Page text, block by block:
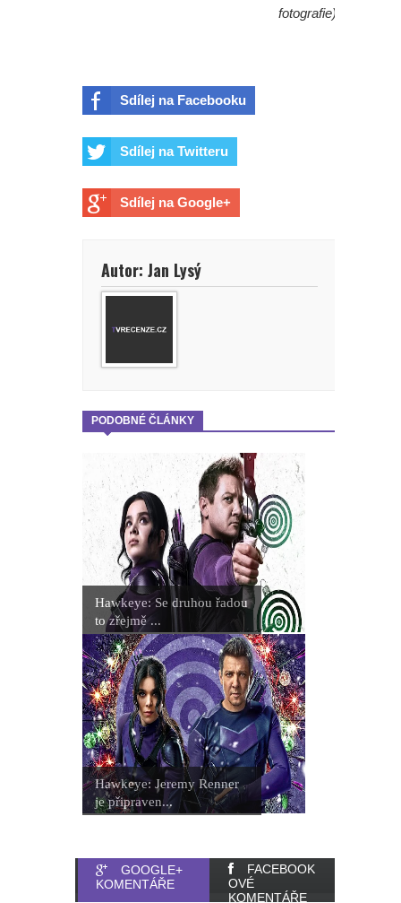
Spider-Man: Zbrusu nový den - Lidé
ale jen kina zvládnou jednu věc,
úspěch filmu
Spider-Man: Zbrusu nový den - Jak
kterou ztvárnila Sadie Sink?
důležitá postava
Marvel prý chce omezovat
seriálovou tvorbu a více se
soustředit na filmy
Wonder Man: Tvůrce prozradil, pro
Marvel zrušil oceňovaný seriál
Budoucnost Scorpiona zní hodně
zajímavě
Marvel prý přemýšlí, že mladí
Avengers nebudou mít seriál, ale
film. A stejně by to mohlo být i v
fotografie)
Sdílej na Facebooku
Sdílej na Twitteru
Sdílej na Google+
Autor: Jan Lysý
PODOBNÉ ČLÁNKY
Hawkeye: Se druhou řadou
to zřejmě ...
Hawkeye: Jeremy Renner
je připraven...
GOOGLE+
KOMENTÁŘE
FACEBOOK
OVÉ
KOMENTÁŘE